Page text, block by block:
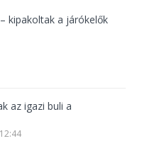
kipakoltak a járókelők
az igazi buli a